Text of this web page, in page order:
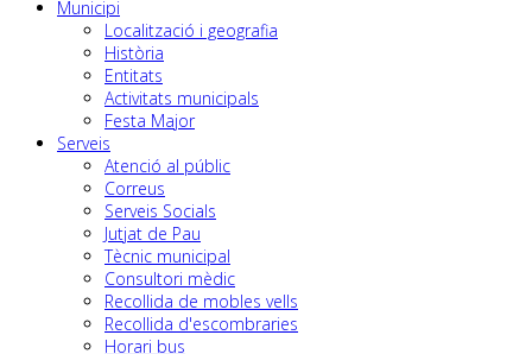
Municipi
Localització i geografia
Història
Entitats
Activitats municipals
Festa Major
Serveis
Atenció al públic
Correus
Serveis Socials
Jutjat de Pau
Tècnic municipal
Consultori mèdic
Recollida de mobles vells
Recollida d'escombraries
Horari bus